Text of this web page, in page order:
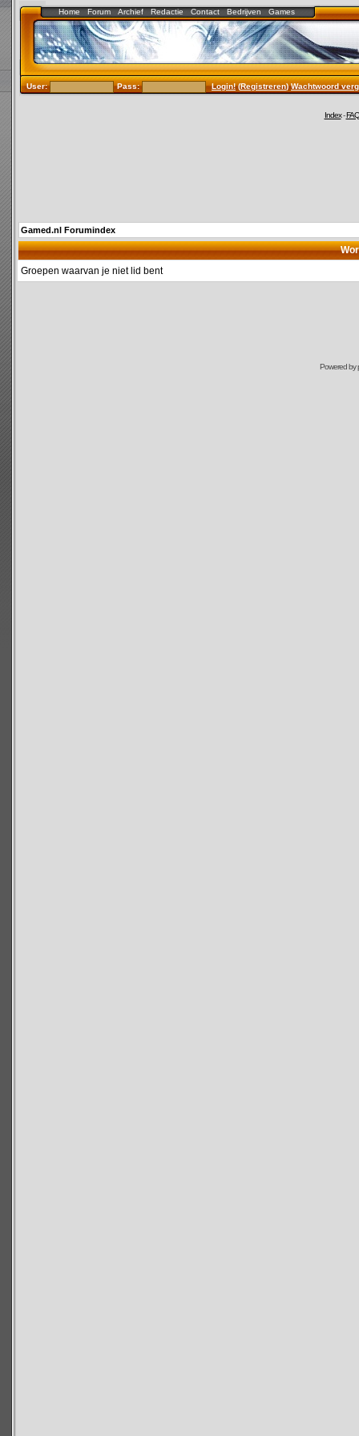
Home Forum Archief Redactie Contact Bedrijven Games
User: Pass: Login!(Registreren)Wachtwoord
Index-FAQ
Gamed.nl Forumindex
Groepen waarvan je niet lid bent
Powered by